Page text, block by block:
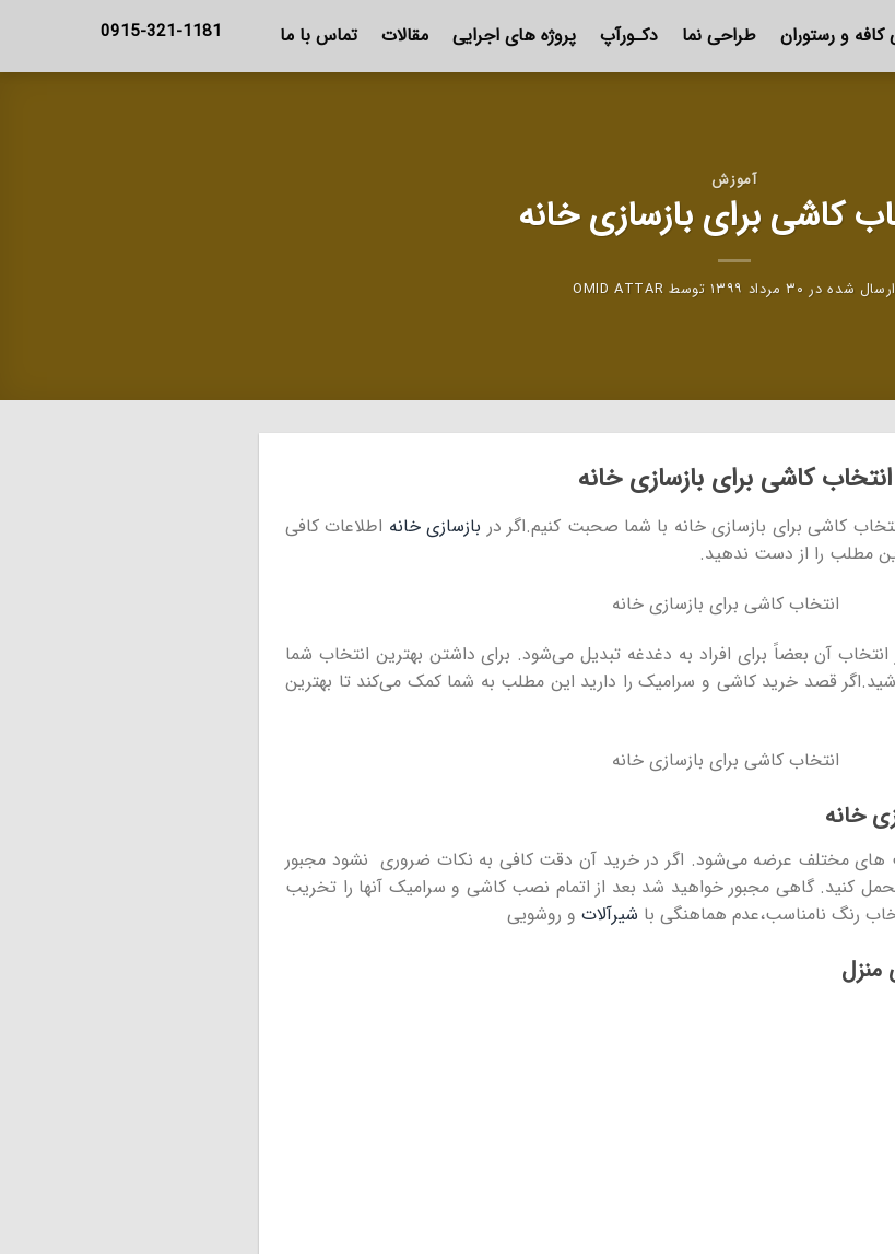
و رستوران طراحی نما دکـورآپ پروژه های اجرایی مقالات تماس با ما 0915-321-1181
آموزش
کاشی برای بازسازی خانه
ارسال شده در ۳۰ مرداد ۱۳۹۹ توسط OMID ATTAR
انتخاب کاشی برای بازسازی خانه
کاشی برای بازسازی خانه با شما صحبت کنیم.اگر در بازسازی خانه اطلاعات کافی
مطلب را از دست ندهید.
آن بعضاً برای افراد به دغدغه تبدیل می‌شود. برای داشتن بهترین انتخاب شما
قصد خرید کاشی و سرامیک را دارید این مطلب به شما کمک می‌کند تا بهترین
خانه
های مختلف عرضه می‌شود. اگر در خرید آن دقت کافی به نکات ضروری نشود مجبور
کنید. گاهی مجبور خواهید شد بعد از اتمام نصب کاشی و سرامیک آنها را تخریب
رنگ نامناسب،عدم هماهنگی با شیرآلات و روشویی
منزل